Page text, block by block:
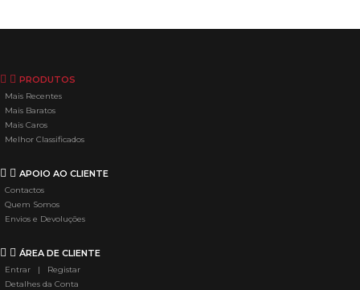
PRODUTOS
Mais Recentes
Mais Baratos
Mais Caros
Melhor Classificados
APOIO AO CLIENTE
Contactos
Quem Somos
Envios e Devoluções
ÁREA DE CLIENTE
Entrar | Registar
Detalhes da Conta